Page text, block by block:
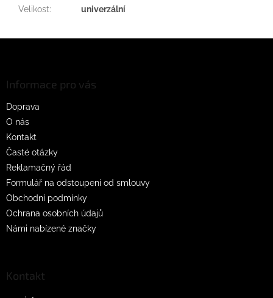
Velikost: univerzální
Informace pro vás
Doprava
O nás
Kontakt
Časté otázky
Reklamačný řád
Formulář na odstoupení od smlouvy
Obchodní podmínky
Ochrana osobních údajů
Námi nabízené značky
Kontakt